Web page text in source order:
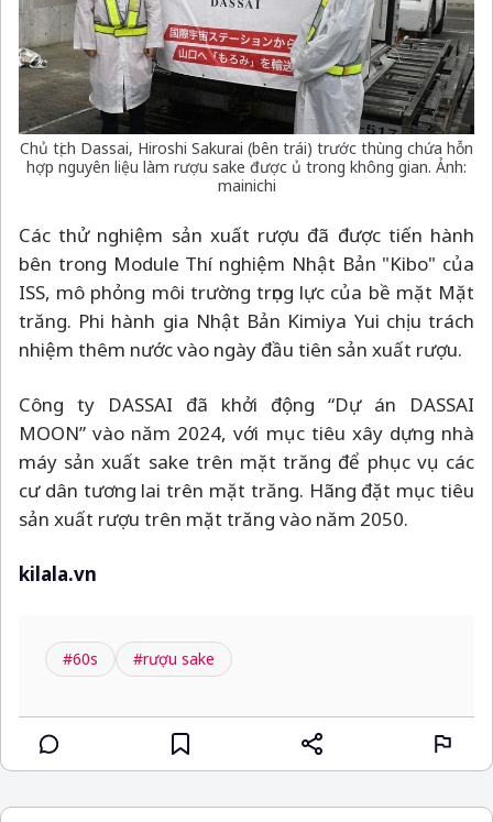
Chủ tịch Dassai, Hiroshi Sakurai (bên trái) trước thùng chứa hỗn
hợp nguyên liệu làm rượu sake được ủ trong không gian. Ảnh:
mainichi
Các thử nghiệm sản xuất rượu đã được tiến hành
bên trong Module Thí nghiệm Nhật Bản "Kibo" của
ISS, mô phỏng môi trường trọng lực của bề mặt Mặt
trăng. Phi hành gia Nhật Bản Kimiya Yui chịu trách
nhiệm thêm nước vào ngày đầu tiên sản xuất rượu.
Công ty DASSAI đã khởi động “Dự án DASSAI
MOON” vào năm 2024, với mục tiêu xây dựng nhà
máy sản xuất sake trên mặt trăng để phục vụ các
cư dân tương lai trên mặt trăng. Hãng đặt mục tiêu
sản xuất rượu trên mặt trăng vào năm 2050.
kilala.vn
#60s #rượu sake